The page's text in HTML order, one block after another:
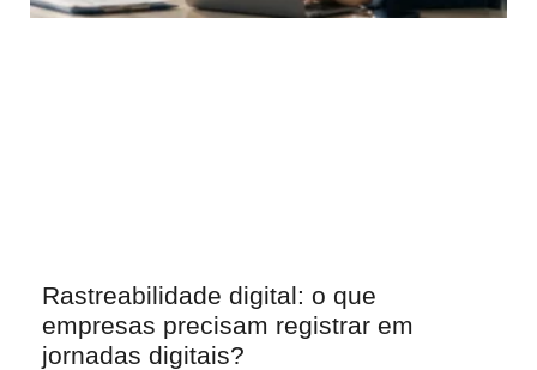
Rastreabilidade digital: o que
empresas precisam registrar em
jornadas digitais?